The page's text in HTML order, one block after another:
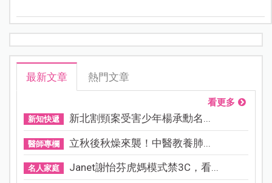
最新文章 熱門文章
看更多
新知快遞 新北割頸案受害少年楊承勳名...
醫師專欄 立秋後秋燥來襲！中醫教養肺...
名人家庭 Janet謝怡芬虎媽模式禁3C，看...